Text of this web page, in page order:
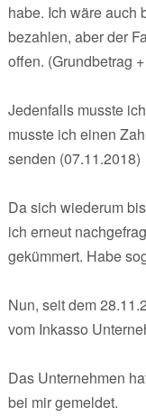
habe. Ich wäre auch
bezahlen, aber der
offen. (Grundbetrag
Jedenfalls musste
musste ich einen
senden (07.11.2018)
Da sich wiederum
ich erneut
gekümmert. Habe
Nun, seit dem
vom Inkasso
Das Unternehmen
bei mir gemeldet.